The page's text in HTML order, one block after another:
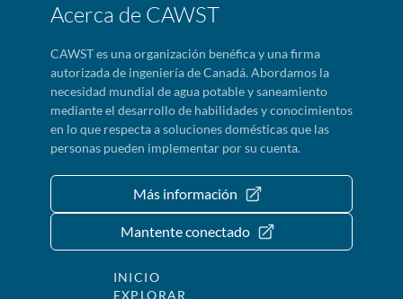
Acerca de CAWST
CAWST es una organización benéfica y una firma
autorizada de ingeniería de Canadá. Abordamos la
necesidad mundial de agua potable y saneamiento
mediante el desarrollo de habilidades y conocimientos
en lo que respecta a soluciones domésticas que las
personas pueden implementar por su cuenta.
Más información
Mantente conectado
INICIO
EXPLORAR